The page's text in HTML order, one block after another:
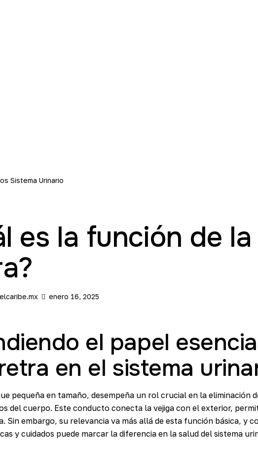
Sistema Urinario
es la función de la
enero 16, 2025
el papel
en el sistema
pequeña en tamaño, desempeña un rol crucial en la eliminación
del cuerpo. Este conducto conecta la vejiga con el exterior,
Sin embargo, su relevancia va más allá de esta función básica, y
y cuidados puede marcar la diferencia en la salud del sistema